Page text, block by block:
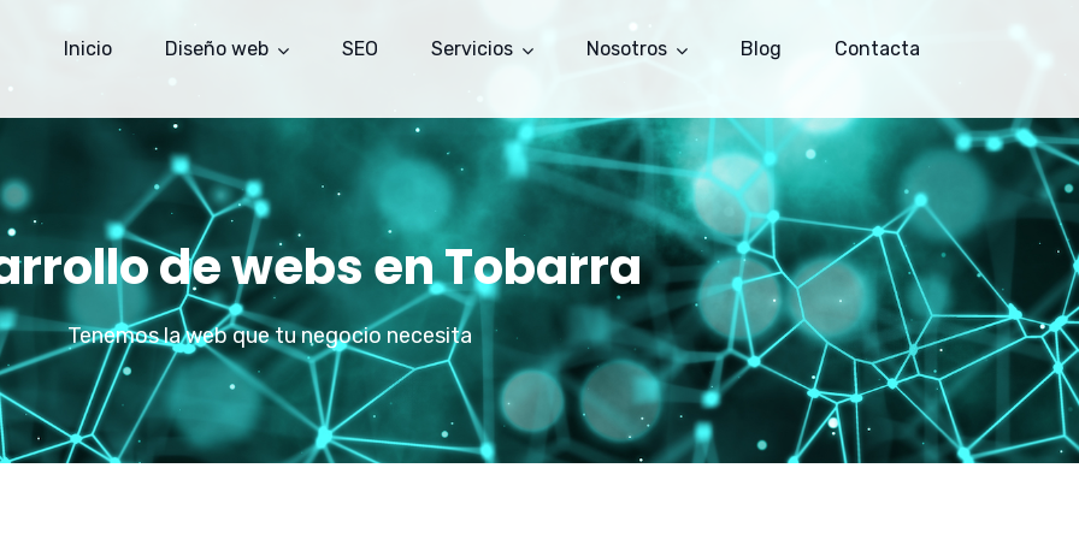
Inicio Diseño web SEO Servicios Nosotros Blog Contacta
de webs en Tobarra
Tenemos la web que tu negocio necesita